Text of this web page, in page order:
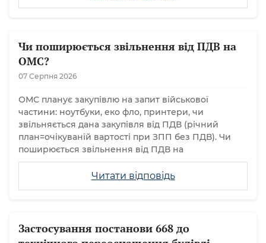
Чи поширюється звільнення від ПДВ на
ОМС?
07 Серпня 2026
Читати відповідь
ОМС планує закупівлю на запит військової
частини: ноутбуки, еко фло, принтери, чи
звільняється дана закупівля від ПДВ (річний
план=очікуваній вартості при ЗПП без ПДВ). Чи
поширюється звільнення від ПДВ на
Застосування постанови 668 до